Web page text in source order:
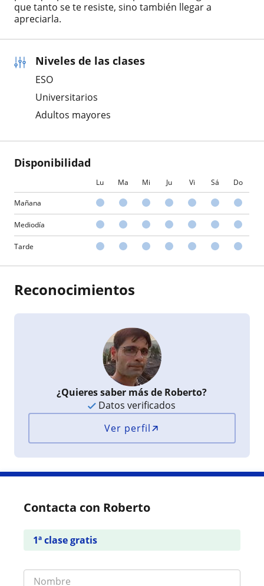
Niveles de las clases
ESO
Universitarios
Adultos mayores
Disponibilidad
Lu Ma Mi Ju Vi Sá Do
Mañana
Mediodía
Tarde
que tanto se te resiste, sino también llegar a
apreciarla.
Reconocimientos
¿Quieres saber más de Roberto?
Datos verificados
Ver perfil
Contacta con Roberto
1ª clase gratis